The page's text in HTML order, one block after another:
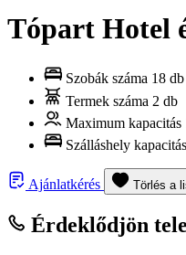
Tópart Hotel
Szobák száma 18 db
Termek száma 2 db
Maximum kapacitás
Szálláshely
Ajánlatkérés Törlés a
Érdeklődjön